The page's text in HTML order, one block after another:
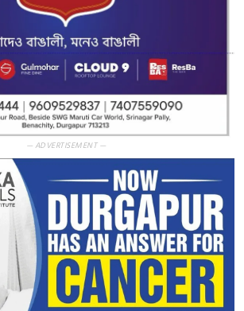
— ADVERTISEMENT —